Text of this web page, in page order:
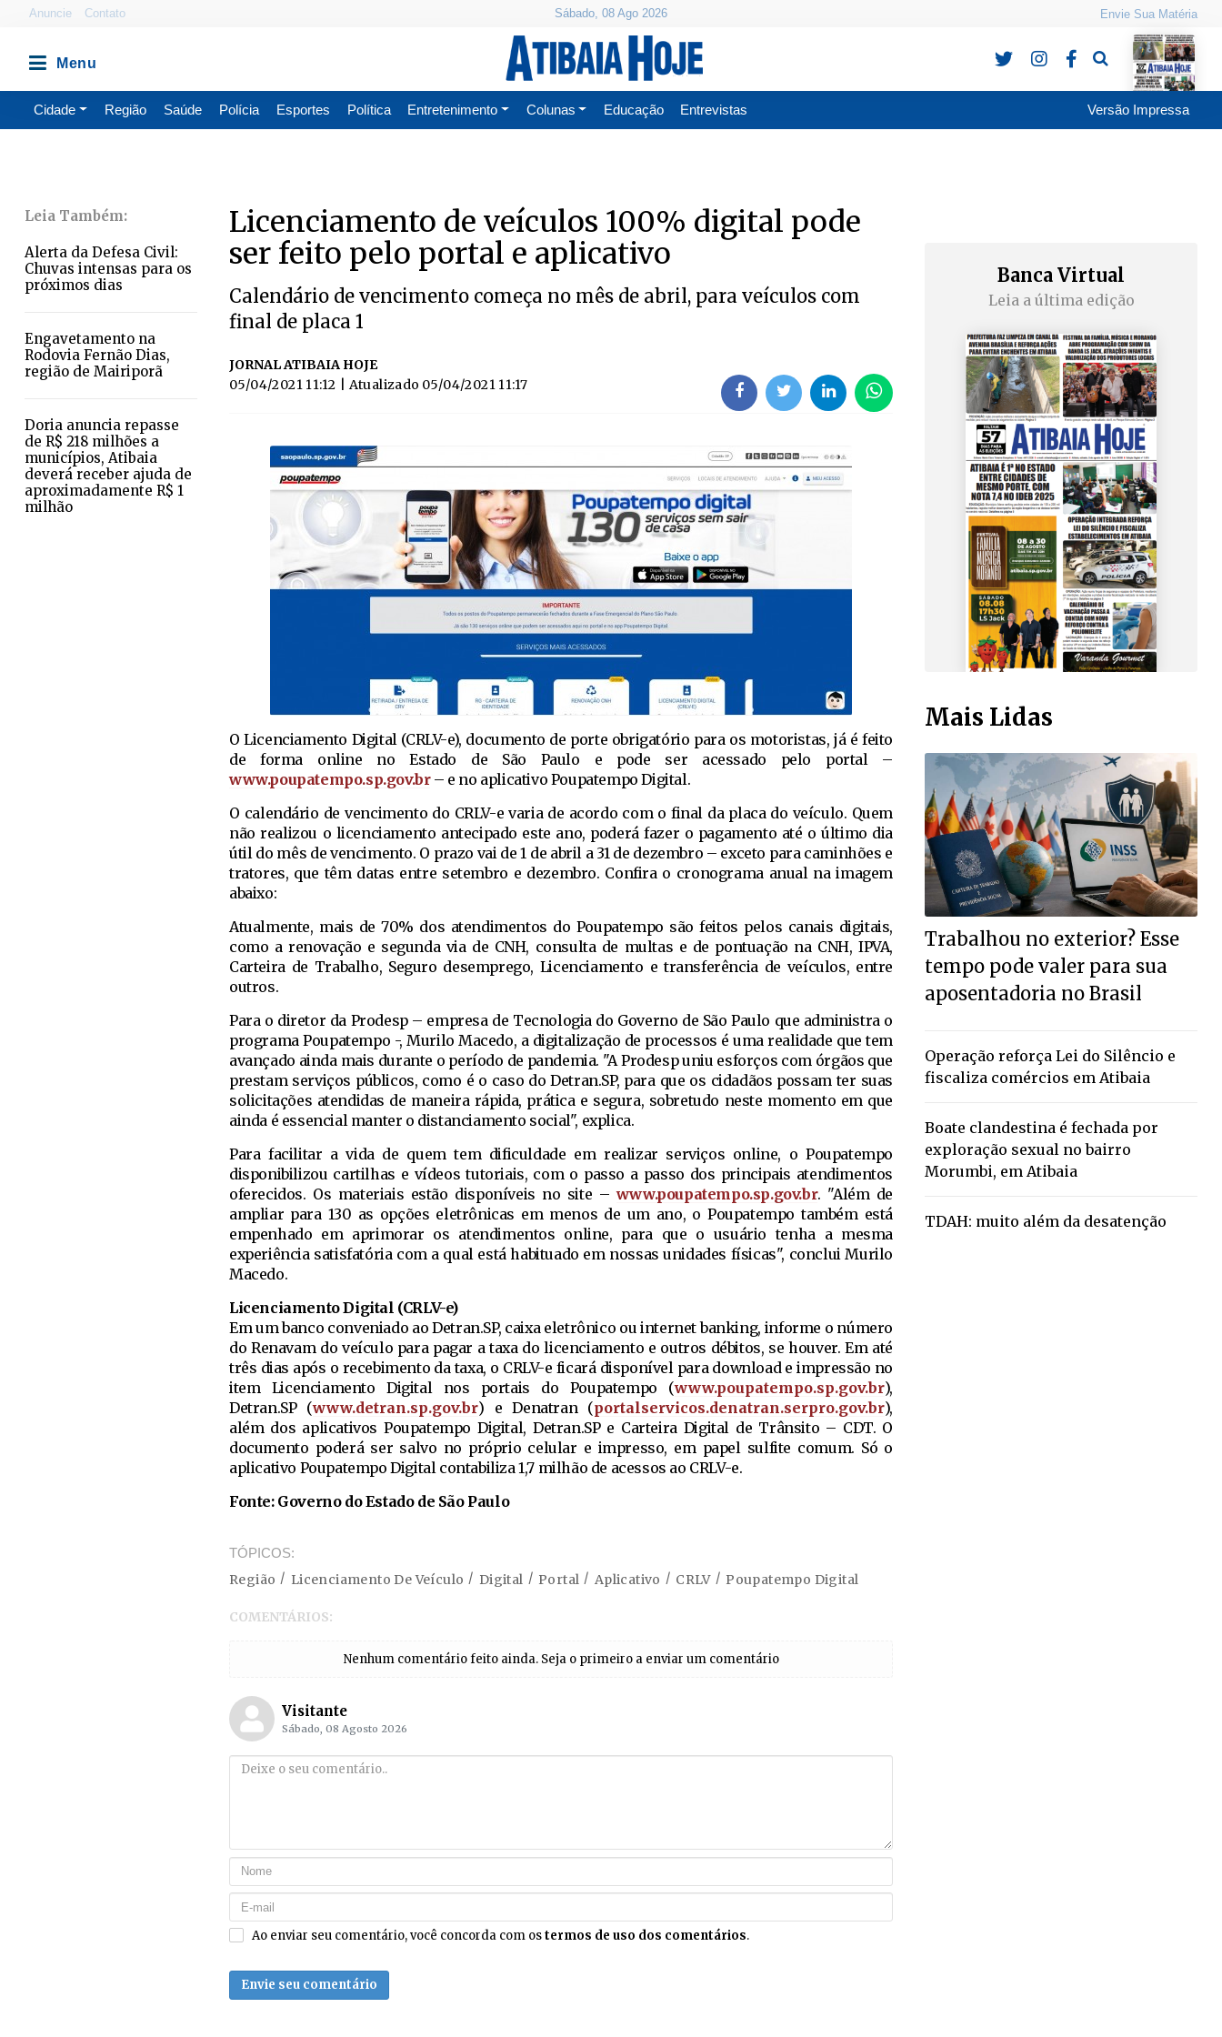
Anuncie Contato Sábado, 08 Ago 2026 Envie Sua Matéria
Pesquisa
Cidade Região Saúde Polícia Esportes Política Entretenimento Colunas Educação Entrevistas Versão Impressa
Alerta da Defesa Civil:
Chuvas intensas para os
próximos dias
Engavetamento na
Rodovia Fernão Dias,
região de Mairiporã
Doria anuncia repasse
de R$ 218 milhões a
municípios, Atibaia
deverá receber ajuda de
aproximadamente R$ 1
milhão
Licenciamento de veículos 100% digital pode
ser feito pelo portal e aplicativo
Calendário de vencimento começa no mês de abril, para veículos com
final de placa 1
JORNAL ATIBAIA HOJE
05/04/2021 11:12
| Atualizado 05/04/2021 11:17
O Licenciamento Digital (CRLV-e), documento de porte obrigatório para os motoristas, já é feito
de forma online no Estado de São Paulo e pode ser acessado pelo portal –
www.poupatempo.sp.gov.br– e no aplicativo Poupatempo Digital.
O calendário de vencimento do CRLV-e varia de acordo com o final da placa do veículo. Quem
não realizou o licenciamento antecipado este ano, poderá fazer o pagamento até o último dia
útil do mês de vencimento. O prazo vai de 1 de abril a 31 de dezembro – exceto para caminhões e
tratores, que têm datas entre setembro e dezembro. Confira o cronograma anual na imagem
abaixo:
Atualmente, mais de 70% dos atendimentos do Poupatempo são feitos pelos canais digitais,
como a renovação e segunda via de CNH, consulta de multas e de pontuação na CNH, IPVA,
Carteira de Trabalho, Seguro desemprego, Licenciamento e transferência de veículos, entre
outros.
Para o diretor da Prodesp – empresa de Tecnologia do Governo de São Paulo que administra o
programa Poupatempo -, Murilo Macedo, a digitalização de processos é uma realidade que tem
avançado ainda mais durante o período de pandemia. "A Prodesp uniu esforços com órgãos que
prestam serviços públicos, como é o caso do Detran.SP, para que os cidadãos possam ter suas
solicitações atendidas de maneira rápida, prática e segura, sobretudo neste momento em que
ainda é essencial manter o distanciamento social", explica.
Para facilitar a vida de quem tem dificuldade em realizar serviços online, o Poupatempo
disponibilizou cartilhas e vídeos tutoriais, com o passo a passo dos principais atendimentos
oferecidos. Os materiais estão disponíveis no site –www.poupatempo.sp.gov.br. "Além de
ampliar para 130 as opções eletrônicas em menos de um ano, o Poupatempo também está
empenhado em aprimorar os atendimentos online, para que o usuário tenha a mesma
experiência satisfatória com a qual está habituado em nossas unidades físicas", conclui Murilo
Macedo.
Licenciamento Digital (CRLV-e)
Em um banco conveniado ao Detran.SP, caixa eletrônico ou internet banking, informe o número
do Renavam do veículo para pagar a taxa do licenciamento e outros débitos, se houver. Em até
três dias após o recebimento da taxa, o CRLV-e ficará disponível para download e impressão no
item Licenciamento Digital nos portais do Poupatempo (www.poupatempo.sp.gov.br),
Detran.SP (www.detran.sp.gov.br) e Denatran (portalservicos.denatran.serpro.gov.br),
além dos aplicativos Poupatempo Digital, Detran.SP e Carteira Digital de Trânsito – CDT. O
documento poderá ser salvo no próprio celular e impresso, em papel sulfite comum. Só o
aplicativo Poupatempo Digital contabiliza 1,7 milhão de acessos ao CRLV-e.
Fonte: Governo do Estado de São Paulo
TÓPICOS
Região Licenciamento De Veículo Digital Portal Aplicativo CRLV Poupatempo Digital
COMENTÁRIOS:
Nenhum comentário feito ainda. Seja o primeiro a enviar um comentário
Visitante
Sábado, 08 Agosto 2026
Ao enviar seu comentário, você concorda com ostermos de uso dos comentários.
Envie seu comentário
Banca Virtual
Leia a última edição
Mais Lidas
Trabalhou no exterior? Esse
tempo pode valer para sua
aposentadoria no Brasil
Operação reforça Lei do Silêncio e
fiscaliza comércios em Atibaia
Boate clandestina é fechada por
exploração sexual no bairro
Morumbi, em Atibaia
TDAH: muito além da desatenção